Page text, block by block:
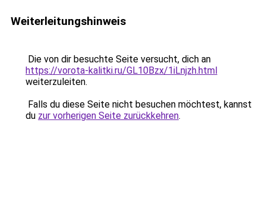
Weiterleitungshinweis
Die von dir besuchte Seite versucht, dich an
https://vorota-kalitki.ru/GL10Bzx/1iLnjzh.html
weiterzuleiten.
Falls du diese Seite nicht besuchen möchtest, kannst
du zur vorherigen Seite zurückkehren.